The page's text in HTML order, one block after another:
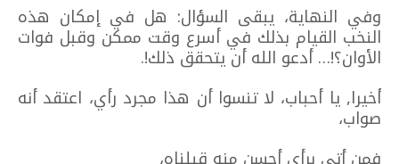
وفي النهاية، يبقى السؤال: هل في إمكان هذه
النخب القيام بذلك في أسرع وقت ممكن وقبل فوات
الأوان؟!… أدعو الله أن يتحقق ذلك!.
أخيرا, يا أحباب، لا تنسوا أن هذا مجرد رأي، اعتقد أنه
صواب،